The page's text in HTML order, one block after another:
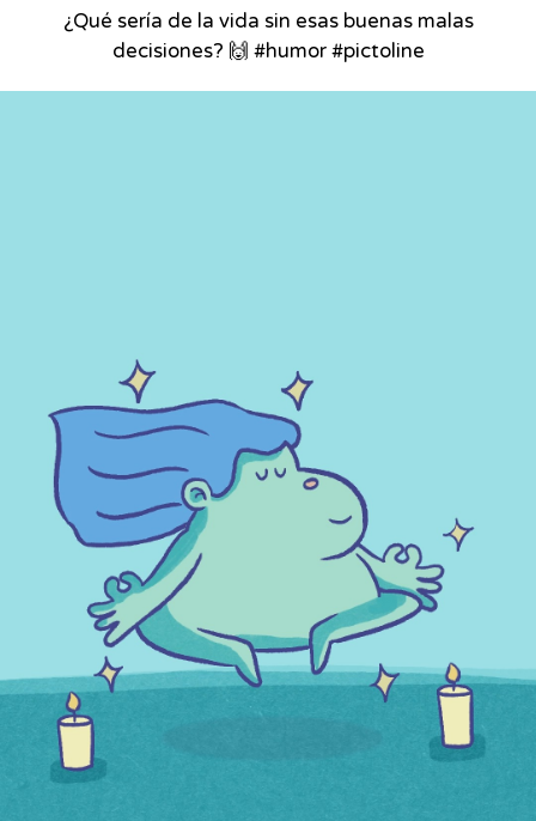
¿Qué sería de la vida sin esas buenas malas
decisiones? 🙌 #humor #pictoline